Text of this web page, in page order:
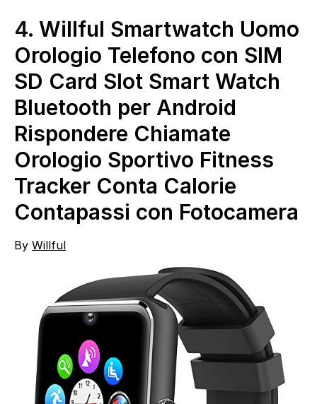
4. Willful Smartwatch Uomo
Orologio Telefono con SIM
SD Card Slot Smart Watch
Bluetooth per Android
Rispondere Chiamate
Orologio Sportivo Fitness
Tracker Conta Calorie
Contapassi con Fotocamera
By Willful